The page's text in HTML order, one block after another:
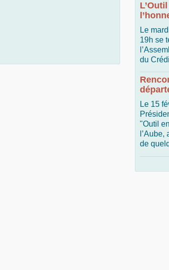
Le
19h se
du
Le 15
"Outil
de